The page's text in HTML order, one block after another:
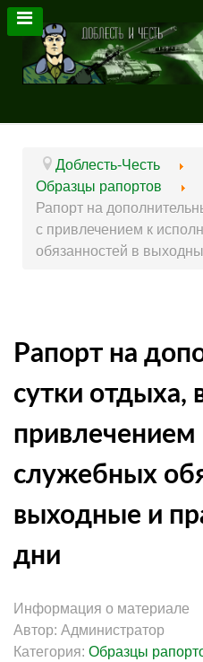
Доблесть-Честь
Образцы рапортов
Рапорт на
с привлечением к
обязанностей в
Рапорт на
сутки отдыха,
служебных
выходные и
дни
Информация о материале
Автор: Администратор
Категория: Образцы